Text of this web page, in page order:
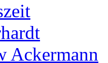
Ackermann